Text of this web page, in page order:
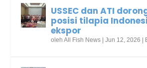
USSEC dan ATI
posisi tilapia
ekspor
olehAll Fish News |Jun 12, 2026 |